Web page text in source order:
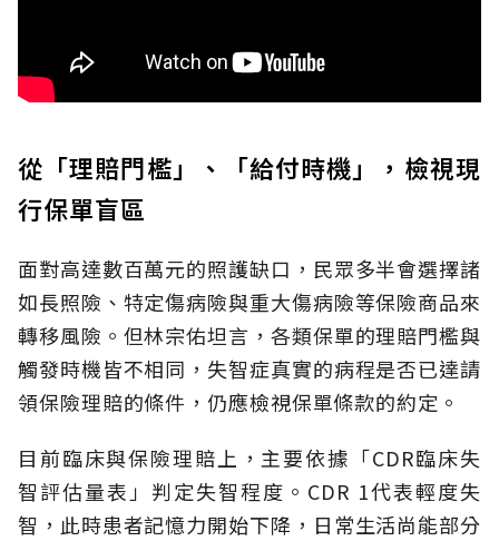
從「理賠門檻」、「給付時機」，檢視現
行保單盲區
面對高達數百萬元的照護缺口，民眾多半會選擇諸
如長照險、特定傷病險與重大傷病險等保險商品來
轉移風險。但林宗佑坦言，各類保單的理賠門檻與
觸發時機皆不相同，失智症真實的病程是否已達請
領保險理賠的條件，仍應檢視保單條款的約定。
目前臨床與保險理賠上，主要依據「CDR臨床失
智評估量表」判定失智程度。CDR 1代表輕度失
智，此時患者記憶力開始下降，日常生活尚能部分